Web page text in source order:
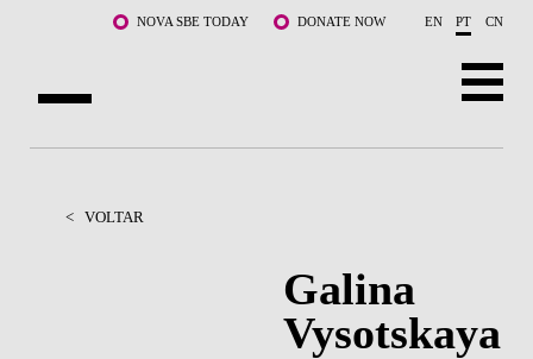
Saltar para o conteúdo principalNOVA SBE TODAY DONATE NOW EN PT CN
CURSOS
< VOLTAR
Galina
Vysotskaya